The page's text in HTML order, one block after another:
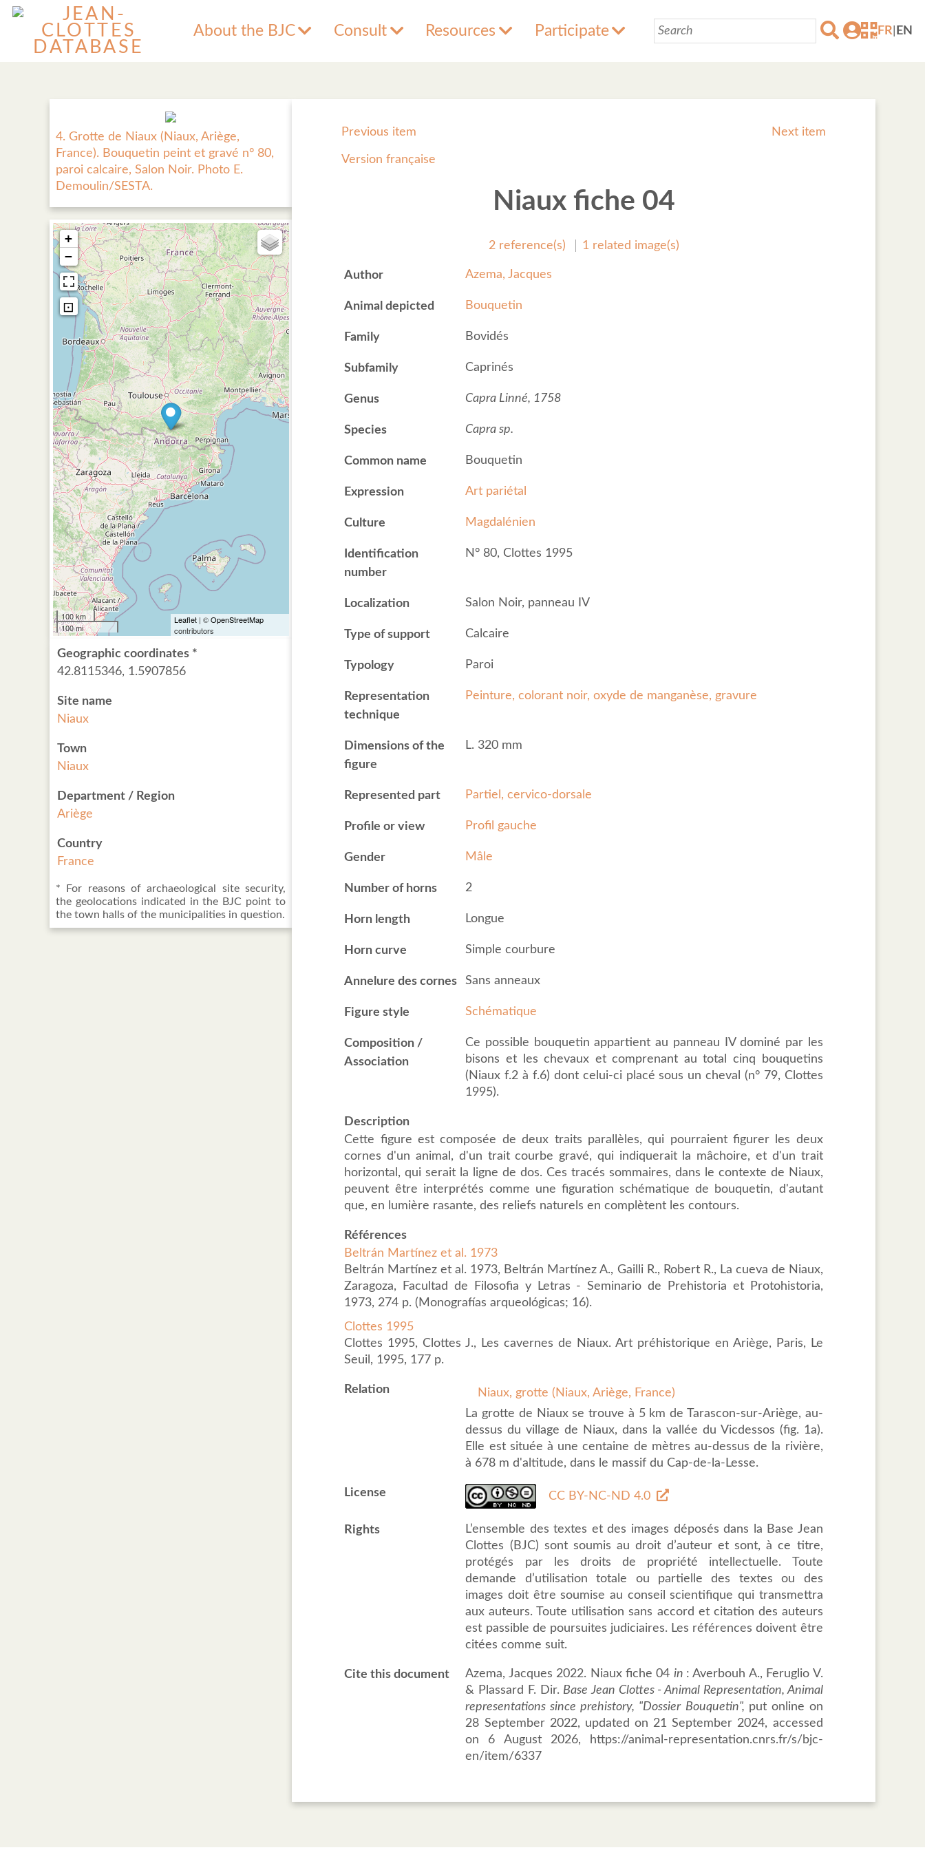
About the BJC Consult Resources Participate FR EN
Previous item Next item
Version française
Niaux fiche 04
2 reference(s) 1 related image(s)
Author Azema, Jacques
Animal depicted Bouquetin
Family Bovidés
Subfamily Caprinés
Genus Capra Linné, 1758
Species Capra sp.
Common name Bouquetin
Expression Art pariétal
Culture Magdalénien
Identification
number
N° 80, Clottes 1995
Localization Salon Noir, panneau IV
Type of support Calcaire
Typology Paroi
Representation
technique
Peinture, colorant noir, oxyde de manganèse, gravure
Dimensions of the
figure
L. 320 mm
Represented part Partiel, cervico-dorsale
Profile or view Profil gauche
Gender Mâle
Number of horns 2
Horn length Longue
Horn curve Simple courbure
Annelure des cornes Sans anneaux
Figure style Schématique
Composition /
Association
Ce possible bouquetin appartient au panneau IV dominé par les
bisons et les chevaux et comprenant au total cinq bouquetins
(Niaux f.2 à f.6) dont celui-ci placé sous un cheval (n° 79, Clottes
1995).
Description
Cette figure est composée de deux traits parallèles, qui pourraient figurer les deux
cornes d'un animal, d'un trait courbe gravé, qui indiquerait la mâchoire, et d'un trait
horizontal, qui serait la ligne de dos. Ces tracés sommaires, dans le contexte de Niaux,
peuvent être interprétés comme une figuration schématique de bouquetin, d'autant
que, en lumière rasante, des reliefs naturels en complètent les contours.
Références
Beltrán Martínez et al. 1973
Beltrán Martínez et al. 1973, Beltrán Martínez A., Gailli R., Robert R., La cueva de Niaux,
Zaragoza, Facultad de Filosofia y Letras - Seminario de Prehistoria et Protohistoria,
1973, 274 p. (Monografías arqueológicas; 16).
Clottes 1995
Clottes 1995, Clottes J., Les cavernes de Niaux. Art préhistorique en Ariège, Paris, Le
Seuil, 1995, 177 p.
Relation
Niaux, grotte (Niaux, Ariège, France)
La grotte de Niaux se trouve à 5 km de Tarascon-sur-Ariège, au-
dessus du village de Niaux, dans la vallée du Vicdessos (fig. 1a).
Elle est située à une centaine de mètres au-dessus de la rivière,
à 678 m d'altitude, dans le massif du Cap-de-la-Lesse.
License CC BY-NC-ND 4.0
Rights
L’ensemble des textes et des images déposés dans la Base Jean
Clottes (BJC) sont soumis au droit d’auteur et sont, à ce titre,
protégés par les droits de propriété intellectuelle. Toute
demande d’utilisation totale ou partielle des textes ou des
images doit être soumise au conseil scientifique qui transmettra
aux auteurs. Toute utilisation sans accord et citation des auteurs
est passible de poursuites judiciaires. Les références doivent être
citées comme suit.
Cite this document Azema, Jacques 2022. Niaux fiche 04 in : Averbouh A., Feruglio V.
& Plassard F. Dir. Base Jean Clottes - Animal Representation, Animal
representations since prehistory, "Dossier Bouquetin", put online on
28 September 2022, updated on 21 September 2024, accessed
on 6 August 2026, https://animal-representation.cnrs.fr/s/bjc-
en/item/6337
4. Grotte de Niaux (Niaux, Ariège,
France). Bouquetin peint et gravé n° 80,
paroi calcaire, Salon Noir. Photo E.
Demoulin/SESTA.
+
−
⊡
100 km
100 mi
Leaflet | ©OpenStreetMap
contributors
Geographic coordinates *
42.8115346, 1.5907856
Site name
Niaux
Town
Niaux
Department / Region
Ariège
Country
France
* For reasons of archaeological site security,
the geolocations indicated in the BJC point to
the town halls of the municipalities in question.